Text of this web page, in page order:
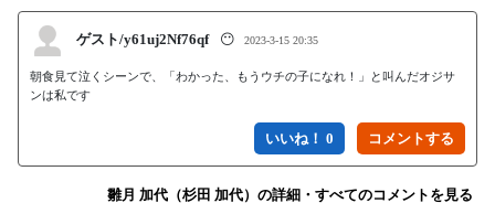
ゲスト/y61uj2Nf76qf 😶 2023-3-15 20:35
朝食見て泣くシーンで、「わかった、もうウチの子になれ！」と叫んだオジサ
ンは私です
いいね！ 0
雛月 加代（杉田 加代）の詳細・すべてのコメントを見る